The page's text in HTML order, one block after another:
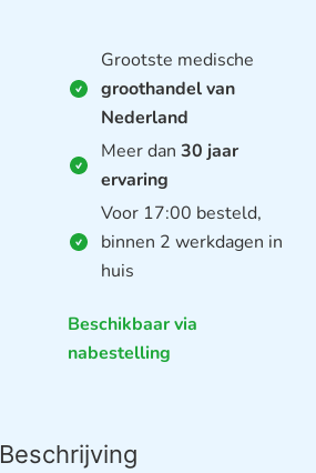
Grootste medische
groothandel van
Nederland
Meer dan 30 jaar
ervaring
Voor 17:00 besteld,
binnen 2 werkdagen in
huis
Beschikbaar via
nabestelling
Beschrijving